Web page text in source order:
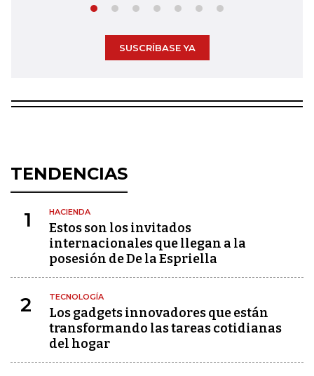
SUSCRÍBASE YA
TENDENCIAS
1 HACIENDA
Estos son los invitados
internacionales que llegan a la
posesión de De la Espriella
2 TECNOLOGÍA
Los gadgets innovadores que están
transformando las tareas cotidianas
del hogar